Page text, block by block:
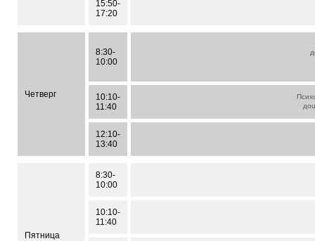
15:50-
17:20
Четверг
8:30-
10:00
10:10-
11:40
12:10-
13:40
Пятница
8:30-
10:00
10:10-
11:40